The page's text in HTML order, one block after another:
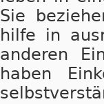
Sie
hilfe in
anderen
haben